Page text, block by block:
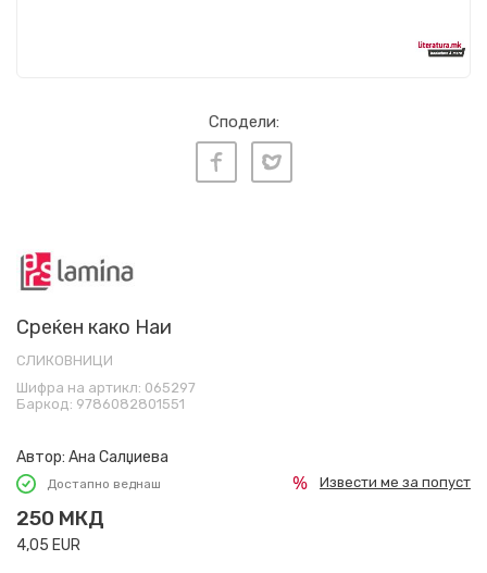
Сподели:
Среќен како Наи
СЛИКОВНИЦИ
Шифра на артикл: 065297
Баркод: 9786082801551
Автор: Ана Салџиева
Достапно веднаш
250 МКД
4,05 EUR
Извести ме за попуст